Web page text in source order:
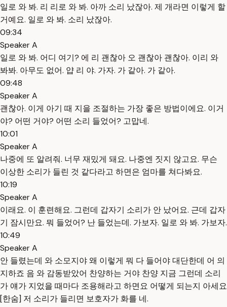
일로 와 봐. 리 리로 와 봐. 아까 소리 났잖아. 제 개라면 이렇게 할
거예요. 일로 와 봐. 소리 났잖아.
09:34
Speaker A
일로 와 봐. 어디 여기? 에 리 괜찮아 오 괜찮아 괜찮아. 이리 와
봐봐. 아무도 없어. 얍 리 야. 가자. 가 같아. 가 같아.
09:48
Speaker A
괜찮아. 이게 아기 때 지을 조절하는 가장 좋은 방법이에요. 이거
야? 어떤 거야? 어떤 소리 들었어? 고맙네.
10:01
Speaker A
나중에 또 알려줘. 너무 재밌게 돼요. 나중엔 짓지 않고요. 무슨
이상한 소리가 들린 것 같다라고 하면은 엄마를 쳐다봐요.
10:19
Speaker A
이래요. 이 훈련해요. 그런데 갑자기 소리가 안 났어요. 근데 갑자
기 잠시만요. 뭐 들었어? 난 들었는데. 가보자. 일로 와 봐. 가보자.
10:49
Speaker A
안 들렸는데 와 소모지야 왜 이렇게 뭐 다 들어야 대단한데 어 의
지하죠 음 와 감동받았어 찬양하는 거야 찬양 지금 그런데 소리
가 얘가 지었을 때마다 조용해라고 하면요 어떻게 되는지 아세요
[한숨] 저 소리가 들리면 보호자가 화를 네.